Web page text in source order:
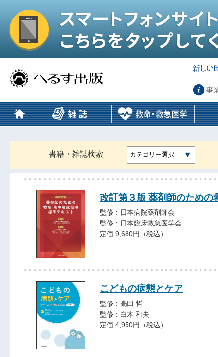
事
書籍・雑誌検索 カテゴリー選択
改訂第３版 薬剤師のための
監修：日本病院薬剤師会
監修：日本臨床救急医学会
定価 9,680円（税込）
こどもの病態とケア
監修：高田 哲
監修：白木 和夫
定価 4,950円（税込）